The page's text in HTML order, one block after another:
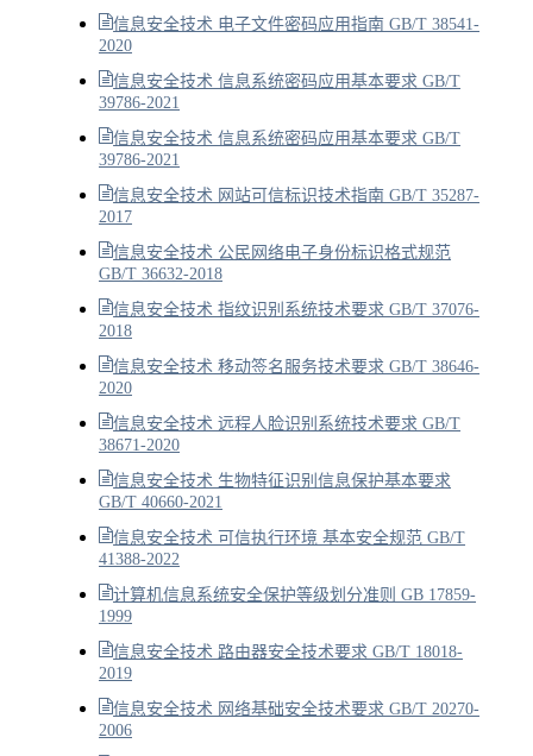
信息安全技术 电子文件密码应用指南 GB/T 38541-
2020
信息安全技术 信息系统密码应用基本要求 GB/T
39786-2021
信息安全技术 信息系统密码应用基本要求 GB/T
39786-2021
信息安全技术 网站可信标识技术指南 GB/T 35287-
2017
信息安全技术 公民网络电子身份标识格式规范
GB/T 36632-2018
信息安全技术 指纹识别系统技术要求 GB/T 37076-
2018
信息安全技术 移动签名服务技术要求 GB/T 38646-
2020
信息安全技术 远程人脸识别系统技术要求 GB/T
38671-2020
信息安全技术 生物特征识别信息保护基本要求
GB/T 40660-2021
信息安全技术 可信执行环境 基本安全规范 GB/T
41388-2022
计算机信息系统安全保护等级划分准则 GB 17859-
1999
信息安全技术 路由器安全技术要求 GB/T 18018-
2019
信息安全技术 网络基础安全技术要求 GB/T 20270-
2006